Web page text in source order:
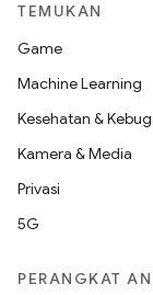
TEMUKAN
Game
Machine Learning
Kesehatan &
Kamera & Media
Privasi
5G
PERANGKAT